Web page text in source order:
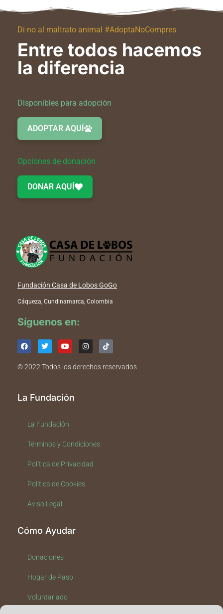
Di no al maltrato animal #AdoptaNoCompres
Entre todos hacemos
la diferencia
Disponibles para adopción
ADOPTAR AQUÍ
Opciones de donación
DONAR AQUÍ
Fundación Casa de Lobos GoGo
Cáqueza, Cundinamarca, Colombia
Síguenos en:
© 2022 Todos los derechos reservados
La Fundación
La Fundación
Términos y Condiciones
Política de Privacidad
Política de Cookies
Aviso Legal
Cómo Ayudar
Donaciones
Hogar de Paso
Voluntariado